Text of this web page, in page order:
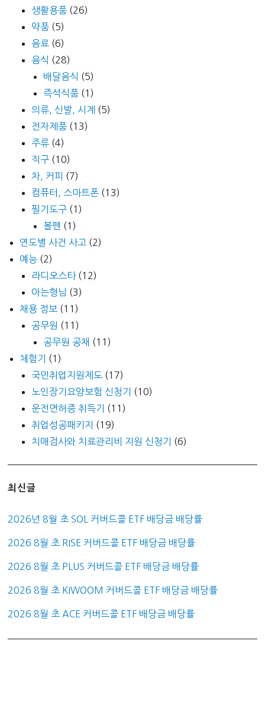
생활용품 (26)
약품 (5)
음료 (6)
음식 (28)
배달음식 (5)
즉석식품 (1)
의류, 신발, 시계 (5)
전자제품 (13)
주류 (4)
직구 (10)
차, 커피 (7)
컴퓨터, 스마트폰 (13)
필기도구 (1)
볼펜 (1)
연도별 사건 사고 (2)
예능 (2)
라디오스타(12)
아는형님 (3)
채용 정보 (11)
공무원 (11)
공무원 공채 (11)
체험기
(1)
국민취업지원제도 (17)
노인장기요양보험 신청기
(10)
운전면허증 취득기
(11)
취업성공패키지
(19)
치매검사와 치료관리비 지원 신청기
(6)
최신글
2026년 8월 초 SOL 커버드콜 ETF 배당금 배당률
2026 8월 초 RISE 커버드콜 ETF 배당금 배당률
2026 8월 초 PLUS 커버드콜 ETF 배당금 배당률
2026 8월 초 KIWOOM 커버드콜 ETF 배당금 배당률
2026 8월 초 ACE 커버드콜 ETF 배당금 배당률